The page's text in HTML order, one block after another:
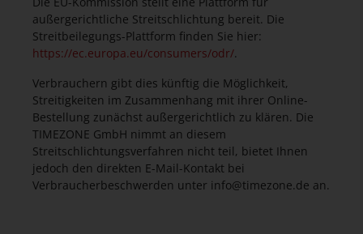
außergerichtliche Streitschlichtung bereit. Die
Streitbeilegungs-Plattform finden Sie hier:
https://ec.europa.eu/consumers/odr/.
Verbrauchern gibt dies künftig die Möglichkeit,
Streitigkeiten im Zusammenhang mit ihrer Online-
Bestellung zunächst außergerichtlich zu klären. Die
TIMEZONE GmbH nimmt an diesem
Streitschlichtungsverfahren nicht teil, bietet Ihnen
jedoch den direkten E-Mail-Kontakt bei
Verbraucherbeschwerden unter info@timezone.de an.